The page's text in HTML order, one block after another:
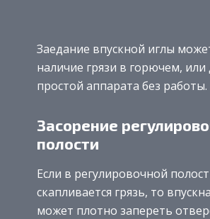
Заедание впускной иглы
наличие грязи в горючем, или
простой аппарата без работы.
Засорение
полости
Если в регулировочной
скапливается грязь, то
может плотно запереть